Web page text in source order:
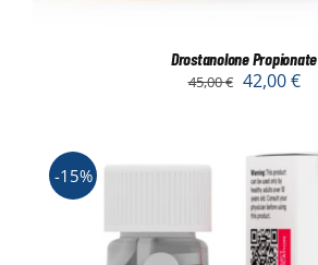
Drostanolone Propionate
45,00€ 42,00€
-15%